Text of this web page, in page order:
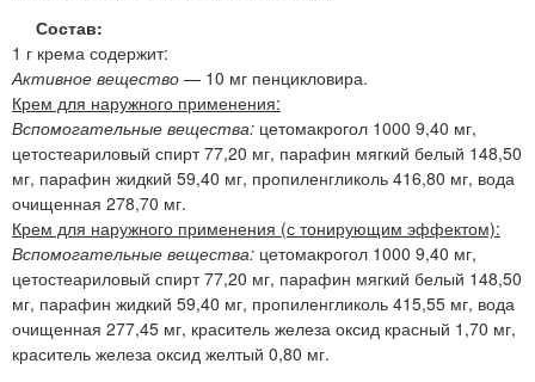
Состав:
1 г крема содержит:
Активное вещество — 10 мг пенцикловира.
Крем для наружного применения:
Вспомогательные вещества: цетомакрогол 1000 9,40 мг,
цетостеариловый спирт 77,20 мг, парафин мягкий белый 148,50
мг, парафин жидкий 59,40 мг, пропиленгликоль 416,80 мг, вода
очищенная 278,70 мг.
Крем для наружного применения (с тонирующим эффектом):
Вспомогательные вещества: цетомакрогол 1000 9,40 мг,
цетостеариловый спирт 77,20 мг, парафин мягкий белый 148,50
мг, парафин жидкий 59,40 мг, пропиленгликоль 415,55 мг, вода
очищенная 277,45 мг, краситель железа оксид красный 1,70 мг,
краситель железа оксид желтый 0,80 мг.